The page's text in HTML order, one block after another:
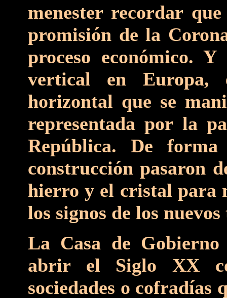
menester recordar
promisión de la
proceso económico.
vertical en Europa,
horizontal que se
representada por la
República. De
construcción pasaron
hierro y el cristal para
los signos de los
La Casa de
abrir el Siglo XX
sociedades o cofradías